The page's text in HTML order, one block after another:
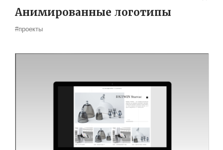
Анимированные логотипы
#проекты